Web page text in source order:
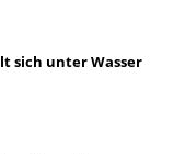
sich unter Wasser